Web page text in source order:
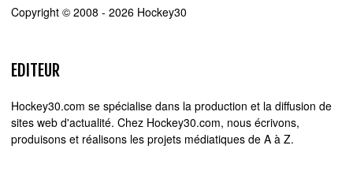
Copyright © 2008 - 2026 Hockey30
EDITEUR
Hockey30.com se spécialise dans la production et la diffusion de
sites web d'actualité. Chez Hockey30.com, nous écrivons,
produisons et réalisons les projets médiatiques de A à Z.